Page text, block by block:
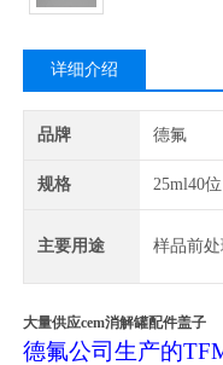
详细介绍
品牌 德氟
规格 25ml40位
主要用途 样品前
大量供应cem消解罐配件盖子
德氟公司生产的